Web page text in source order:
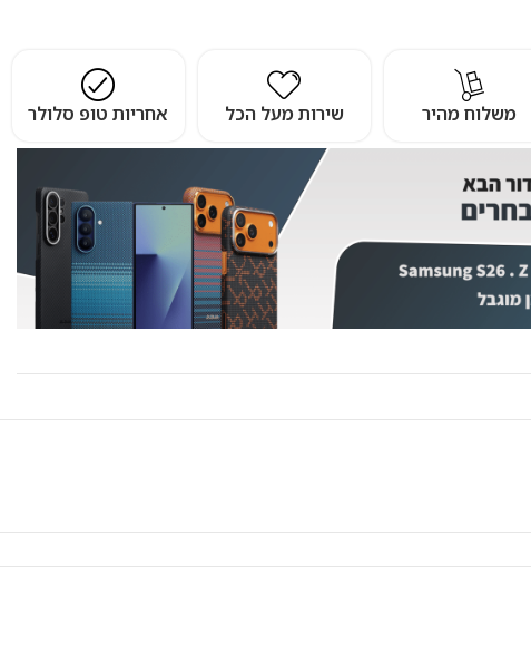
משלוח מהיר שירות מעל הכל אחריות טופ סלולר